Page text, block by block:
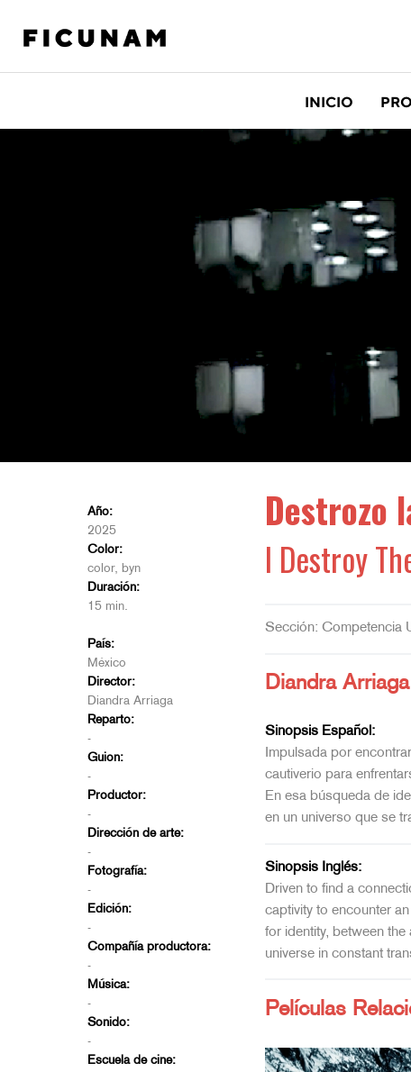
INICIO
Año:
2025
Color:
color, byn
Duración:
15 min.
País:
México
Director:
Diandra Arriaga
Reparto:
-
Guion:
-
Productor:
-
Dirección de arte:
-
Fotografía:
-
Edición:
-
Compañía productora:
-
Música:
-
Sonido:
-
Escuela de cine:
Destrozo
I Destroy
Sección: Competencia
Diandra Arriaga
Sinopsis Español:
Impulsada por
cautiverio para
En esa búsqueda de
en un universo que se
Sinopsis Inglés:
Driven to find a
captivity to encounter
for identity, between the
universe in constant
Películas